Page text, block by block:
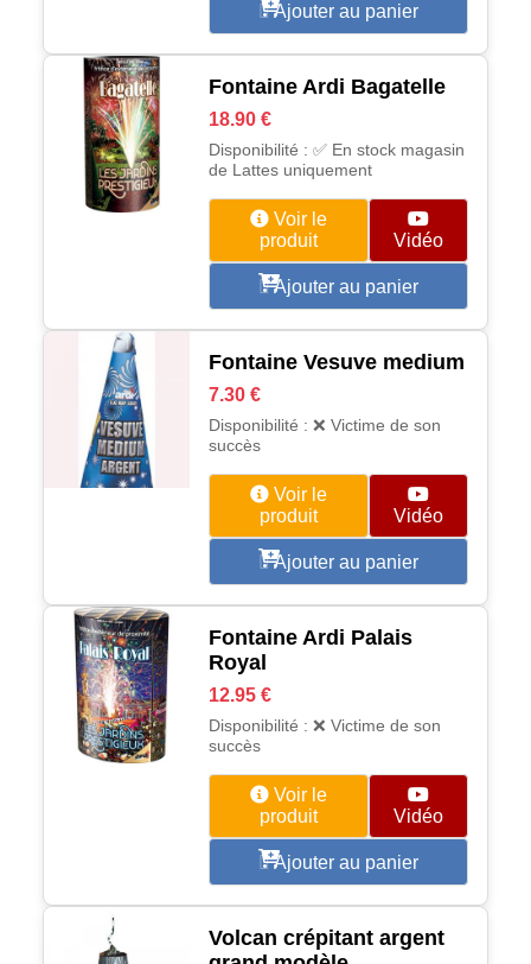
Ajouter au panier
Fontaine Ardi Bagatelle
18.90 €
Disponibilité : ✅ En stock magasin
de Lattes uniquement
Voir le
produit
Vidéo
Ajouter au panier
Fontaine Vesuve medium
7.30 €
Disponibilité : ❌ Victime de son
succès
Voir le
produit
Vidéo
Ajouter au panier
Fontaine Ardi Palais
Royal
12.95 €
Disponibilité : ❌ Victime de son
succès
Voir le
produit
Vidéo
Ajouter au panier
Volcan crépitant argent